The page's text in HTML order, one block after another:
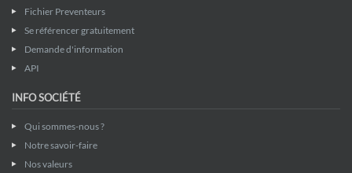
Fichier Preventeurs
Se référencer gratuitement
Demande d'information
API
INFO SOCIÉTÉ
Qui sommes-nous ?
Notre savoir-faire
Nos valeurs